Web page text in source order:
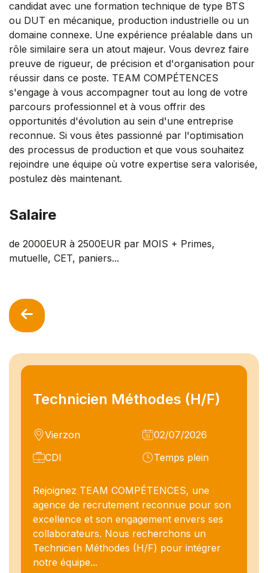
Technicien Méthodes (H/F)
Vierzon
02/07/2026
CDI
Temps plein
Rejoignez TEAM COMPÉTENCES, une
agence de recrutement reconnue pour son
excellence et son engagement envers ses
collaborateurs. Nous recherchons un
Technicien Méthodes (H/F) pour intégrer
notre équipe...
candidat avec une formation technique de type BTS
ou DUT en mécanique, production industrielle ou un
domaine connexe. Une expérience préalable dans un
rôle similaire sera un atout majeur. Vous devrez faire
preuve de rigueur, de précision et d'organisation pour
réussir dans ce poste. TEAM COMPÉTENCES
s'engage à vous accompagner tout au long de votre
parcours professionnel et à vous offrir des
opportunités d'évolution au sein d'une entreprise
reconnue. Si vous êtes passionné par l'optimisation
des processus de production et que vous souhaitez
rejoindre une équipe où votre expertise sera valorisée,
postulez dès maintenant.
Salaire
de 2000EUR à 2500EUR par MOIS + Primes,
mutuelle, CET, paniers...